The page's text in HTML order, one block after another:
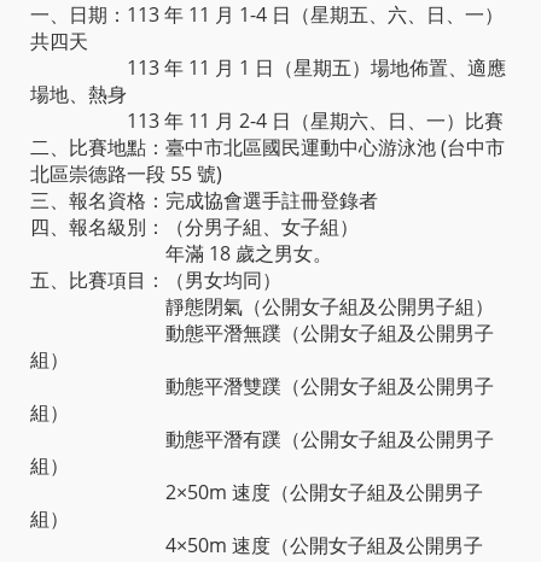
一、日期：113 年 11 月 1-4 日（星期五、六、日、一）
共四天
113 年 11 月 1 日（星期五）場地佈置、適應
場地、熱身
113 年 11 月 2-4 日（星期六、日、一）比賽
二、比賽地點：臺中市北區國民運動中心游泳池 (台中市
北區崇德路一段 55 號)
三、報名資格：完成協會選手註冊登錄者
四、報名級別：（分男子組、女子組）
年滿 18 歲之男女。
五、比賽項目：（男女均同）
靜態閉氣（公開女子組及公開男子組）
動態平潛無蹼（公開女子組及公開男子
組）
動態平潛雙蹼（公開女子組及公開男子
組）
動態平潛有蹼（公開女子組及公開男子
組）
2×50m 速度（公開女子組及公開男子
組）
4×50m 速度（公開女子組及公開男子